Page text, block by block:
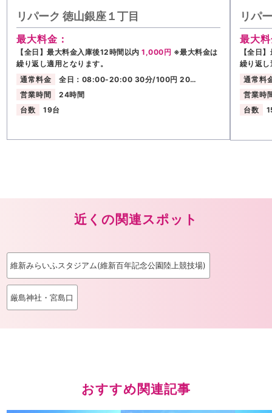
リパーク 徳山銀座１丁目
最大料金：
【全日】最大料金入庫後12時間以内1,000円 ※最大料金は
繰り返し適用となります。
通常料金
全日：08:00-20:00 30分/100円 20…
営業時間
24時間
台数
19台
リパ
最大
【全日
繰り返
通常料
営業時
台数
近くの関連スポット
維新みらいふスタジアム(維新百年記念公園陸上競技場)
厳島神社・宮島口
おすすめ関連記事